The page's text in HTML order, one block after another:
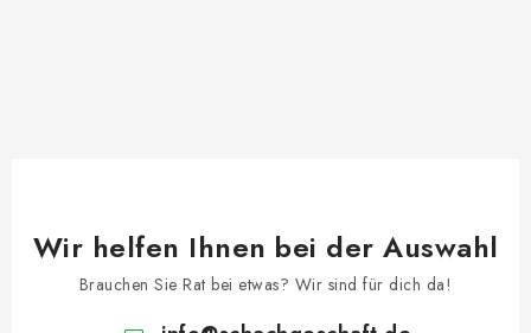
Wir helfen Ihnen bei der Auswahl
Brauchen Sie Rat bei etwas? Wir sind für dich da!